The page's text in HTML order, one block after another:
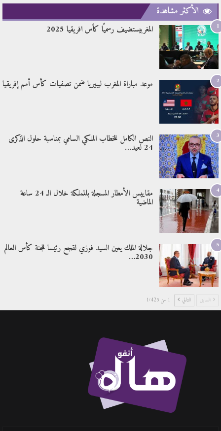
الأكثر مشاهدة
1 المغربيستضيف رسميًا كأس افريقيا 2025
2 موعد مباراة المغرب ليبيريا ضمن تصفيات كأس أمم إفريقيا
3 النص الكامل للخطاب الملكي السامي بمناسبة حلول الذكرى
24 لعيد…
4 مقاييس الأمطار المسجلة بالمملكة خلال الـ 24 ساعة
الماضية
5 جلالة الملك يعين السيد فوزي لقجع رئيسا للجنة كأس العالم
2030…
السابق التالي 1 من 1٬425